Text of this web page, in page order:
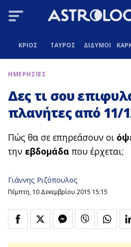
ΚΡΙΟΣ ΤΑΥΡΟΣ ΔΙΔΥΜΟΙ
ΗΜΕΡΗΣΙΕΣ
Δες τι σου
πλανήτες από 11/
Πώς θα σε επηρεάσουν οι
την εβδομάδα που έρχεται;
Γιάννης Ριζόπουλος
Πέμπτη, 10 Δεκεμβρίου 2015 15:15